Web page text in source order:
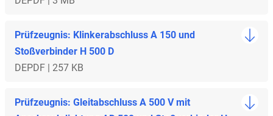
Prüfzeugnis: Klinkerabschluss A 150 und
Stoßverbinder H 500 D
DEPDF | 257 KB
Prüfzeugnis: Gleitabschluss A 500 V mit